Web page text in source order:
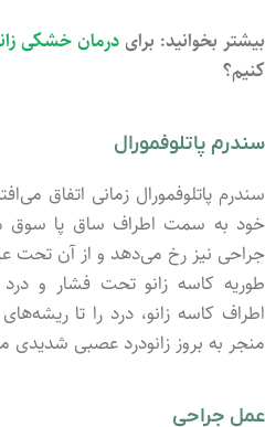
بیشتر بخوانید: برای درمان خشکی
کنیم؟
سندرم پاتلوفمورال
سندرم پاتلوفمورال زمانی اتفاق
خود به سمت اطراف ساق پا سوق
جراحی نیز رخ می‌دهد و از آن تحت
طوریه کاسه زانو تحت فشار و درد
اطراف کاسه زانو، درد را تا
منجر به بروز زانودرد عصبی شدیدی
عمل جراحی